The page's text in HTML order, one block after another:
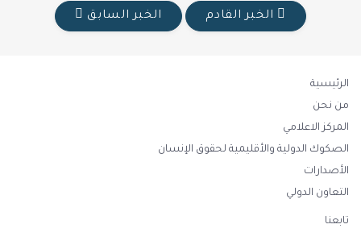
الخبر القادم الخبر السابق
الرئيسية
من نحن
المركز الاعلامي
الصكوك الدولية والأقليمية لحقوق الإنسان
الأصدارات
التعاون الدولي
تابعنا